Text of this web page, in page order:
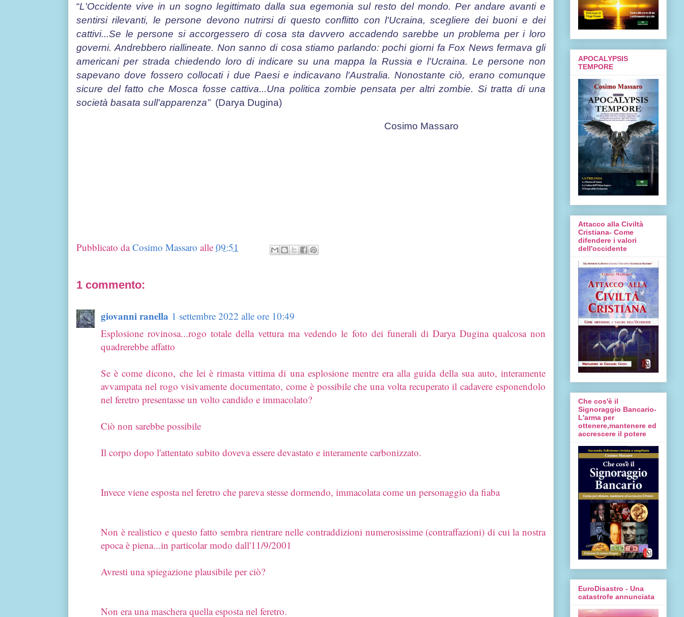
“L'Occidente vive in un sogno legittimato dalla sua egemonia sul resto del mondo. Per andare avanti e
sentirsi rilevanti, le persone devono nutrirsi di questo conflitto con l'Ucraina, scegliere dei buoni e dei
cattivi...Se le persone si accorgessero di cosa sta davvero accadendo sarebbe un problema per i loro
governi. Andrebbero riallineate. Non sanno di cosa stiamo parlando: pochi giorni fa Fox News fermava gli
americani per strada chiedendo loro di indicare su una mappa la Russia e l'Ucraina. Le persone non
sapevano dove fossero collocati i due Paesi e indicavano l'Australia. Nonostante ciò, erano comunque
sicure del fatto che Mosca fosse cattiva...Una politica zombie pensata per altri zombie. Si tratta di una
società basata sull'apparenza” (Darya Dugina)
Cosimo Massaro
Pubblicato daCosimo Massaro alle 09:51
1 commento:
giovanni ranella 1 settembre 2022 alle ore 10:49
Esplosione rovinosa...rogo totale della vettura ma vedendo le foto dei funerali di Darya Dugina qualcosa non
quadrerebbe affatto
Se è come dicono, che lei è rimasta vittima di una esplosione mentre era alla guida della sua auto, interamente
avvampata nel rogo visivamente documentato, come è possibile che una volta recuperato il cadavere esponendolo
nel feretro presentasse un volto candido e immacolato?
Ciò non sarebbe possibile
Il corpo dopo l'attentato subito doveva essere devastato e interamente carbonizzato.
Invece viene esposta nel feretro che pareva stesse dormendo, immacolata come un personaggio da fiaba
Non è realistico e questo fatto sembra rientrare nelle contraddizioni numerosissime (contraffazioni) di cui la nostra
epoca è piena...in particolar modo dall'11/9/2001
Avresti una spiegazione plausibile per ciò?
Non era una maschera quella esposta nel feretro.
APOCALYPSIS
TEMPORE
Attacco alla Civiltà
Cristiana- Come
difendere i valori
dell'occidente
Che cos'è il
Signoraggio Bancario-
L'arma per
ottenere,mantenere ed
accrescere il potere
EuroDisastro - Una
catastrofe annunciata